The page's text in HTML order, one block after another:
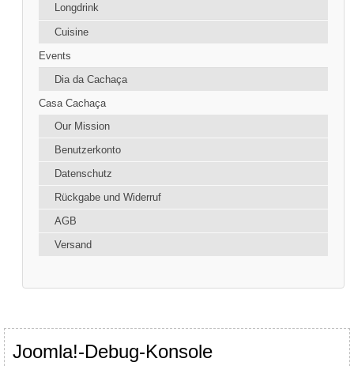
Longdrink
Cuisine
Events
Dia da Cachaça
Casa Cachaça
Our Mission
Benutzerkonto
Datenschutz
Rückgabe und Widerruf
AGB
Versand
Joomla!-Debug-Konsole